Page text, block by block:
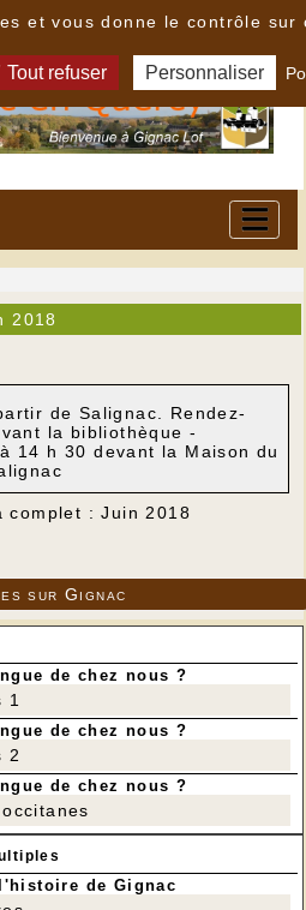
2018
de Salignac. Rendez-
la bibliothèque -
14 h 30 devant la Maison du
complet : Juin 2018
sur Gignac
de chez nous ?
1
de chez nous ?
2
de chez nous ?
de Gignac
et vous donne le contrôle sur
Tout refuser Personnaliser